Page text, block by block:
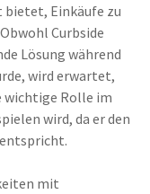
Einkäufe zu
Curbside
Lösung während
wird erwartet,
wichtige Rolle im
wird, da er den
mit